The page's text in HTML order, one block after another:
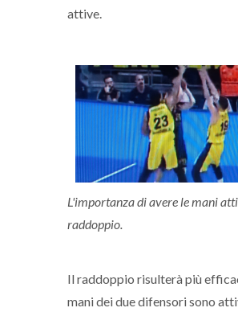
attive.
L'importanza di avere le mani
raddoppio.
Il raddoppio risulterà più
mani dei due difensori sono